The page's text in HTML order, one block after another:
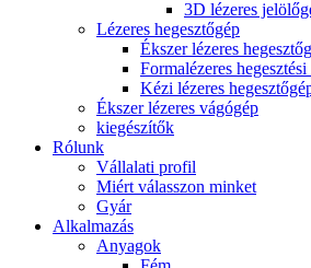
3D lézeres
Lézeres hegesztőgép
Ékszer lézeres
Formalézeres
Kézi lézeres
Ékszer lézeres vágógép
kiegészítők
Rólunk
Vállalati profil
Miért válasszon minket
Gyár
Alkalmazás
Anyagok